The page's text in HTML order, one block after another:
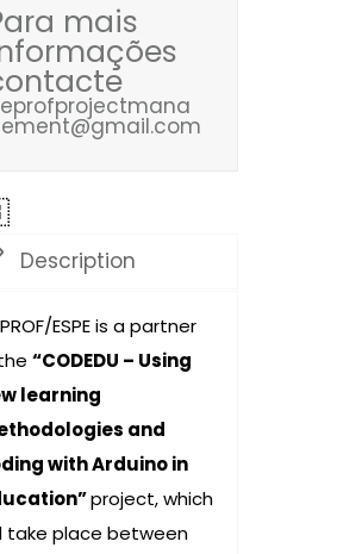
mais
Description
ESPE is a partner
“CODEDU – Using
learning
and
with Arduino in
project, which
take place between